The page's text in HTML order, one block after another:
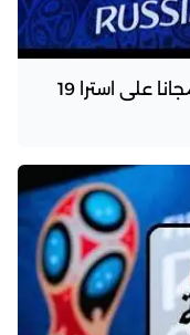
القنوات الناقلة لكاس العالم 2018 مجانا على استرا 19